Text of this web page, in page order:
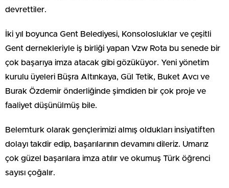
devrettiler.
İki yıl boyunca Gent Belediyesi, Konsolosluklar ve çeşitli
Gent dernekleriyle iş birliği yapan Vzw Rota bu senede bir
çok başarıya imza atacak gibi gözüküyor. Yeni yönetim
kurulu üyeleri Büşra Altınkaya, Gül Tetik, Buket Avcı ve
Burak Özdemir önderliğinde şimdiden bir çok proje ve
faaliyet düşünülmüş bile.
Belemturk olarak gençlerimizi almış oldukları insiyatiften
dolayı takdir edip, başarılarının devamını dileriz. Umarız
çok güzel başarılara imza atılır ve okumuş Türk öğrenci
sayısı çoğalır.